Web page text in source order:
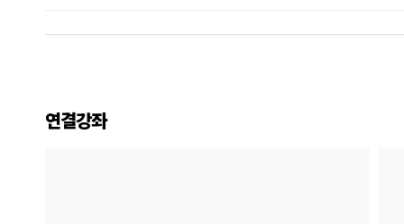
연결강좌